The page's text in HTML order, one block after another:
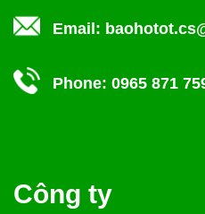
Email:
Phone: 0965 871
Công ty